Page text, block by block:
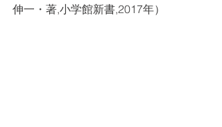
伸一・著,小学館新書,2017年）